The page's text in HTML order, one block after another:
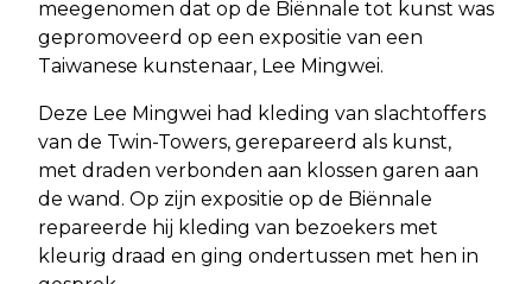
meegenomen dat op de Biënnale tot kunst was
gepromoveerd op een expositie van een
Taiwanese kunstenaar, Lee Mingwei.
Deze Lee Mingwei had kleding van slachtoffers
van de Twin-Towers, gerepareerd als kunst,
met draden verbonden aan klossen garen aan
de wand. Op zijn expositie op de Biënnale
repareerde hij kleding van bezoekers met
kleurig draad en ging ondertussen met hen in